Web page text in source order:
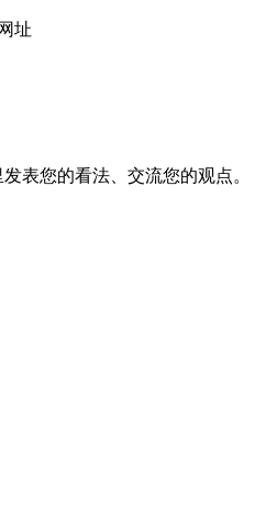
网址
表您的看法、交流您的观点。